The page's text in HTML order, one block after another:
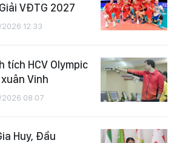
VĐTG 2027
12:33
tích HCV Olympic
Vinh
08:07
Huy, Đầu